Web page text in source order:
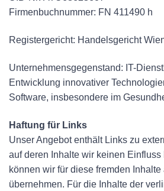
Firmenbuchnummer: FN 411490 h
Registergericht: Handelsgericht
Unternehmensgegenstand: IT-
Entwicklung innovativer
Software, insbesondere im
Haftung für Links
Unser Angebot enthält Links zu
auf deren Inhalte wir keinen
können wir für diese fremden
übernehmen. Für die Inhalte der